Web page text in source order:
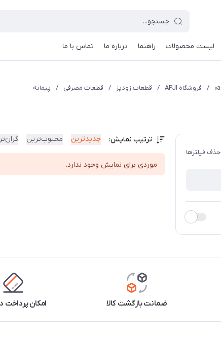
لیست محصولات راهنما درباره ما تماس با ما
/ فروشگاه APJI / قطعات زودپز / قطعات مصرفی / پیمانه
حذف فیلترها
ترتیب نمایش: جدیدترین محبوب‌ترین
موردی برای نمایش وجود ندارد.
ضمانت بازگشت کالا امکان پرداخت